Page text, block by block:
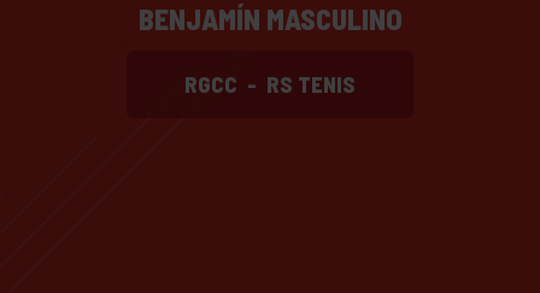
BENJAMÍN MASCULINO
RGCC - RS TENIS